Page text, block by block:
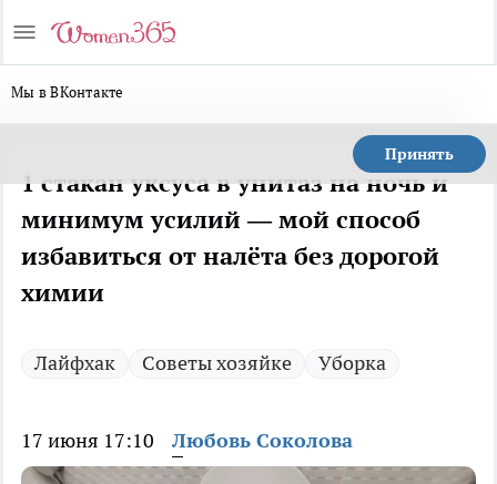
Мы в ВКонтакте
Принять
1 стакан уксуса в унитаз на ночь и
минимум усилий — мой способ
избавиться от налёта без дорогой
химии
Лайфхак Советы хозяйке Уборка
17 июня 17:10 Любовь Соколова